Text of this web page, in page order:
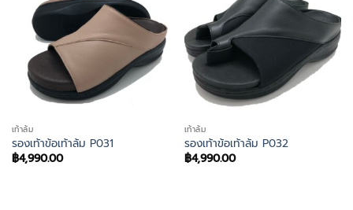
เท้าล้ม
รองเท้าข้อเท้าล้ม P031
฿4,990.00
เท้าล้ม
รองเท้าข้อเท้าล้ม P032
฿4,990.00